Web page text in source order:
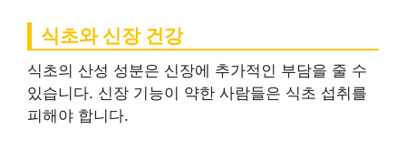
식초와 신장 건강
식초의 산성 성분은 신장에 추가적인 부담을 줄 수
있습니다. 신장 기능이 약한 사람들은 식초 섭취를
피해야 합니다.